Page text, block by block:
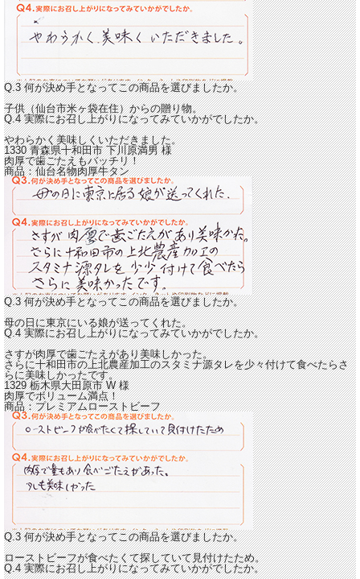
Q.3 何が決め手となってこの商品を選びましたか。
子供（仙台市米ヶ袋在住）からの贈り物。
Q.4 実際にお召し上がりになってみていかがでしたか。
やわらかく美味しくいただきました。
1330 青森県十和田市下川原満男様
肉厚で歯ごたえもバッチリ！
商品：仙台名物肉厚牛タン
Q.3 何が決め手となってこの商品を選びましたか。
母の日に東京にいる娘が送ってくれた。
Q.4 実際にお召し上がりになってみていかがでしたか。
さすが肉厚で歯ごたえがあり美味しかった。
さらに十和田市の上北農産加工のスタミナ源タレを少々付けて食べたらさ
らに美味しかったです。
1329 栃木県大田原市W様
肉厚でボリューム満点！
商品：プレミアムローストビーフ
Q.3 何が決め手となってこの商品を選びましたか。
ローストビーフが食べたくて探していて見付けたため。
Q.4 実際にお召し上がりになってみていかがでしたか。